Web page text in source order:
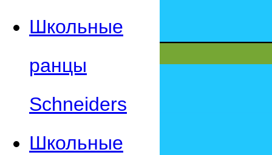
Школьные
ранцы
Schneiders
Школьные